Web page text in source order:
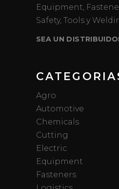
Equipment,
Safety, Tools y
SEA UN
Agro
Automotive
Chemicals
Cutting
Electric
Equipment
Fasteners